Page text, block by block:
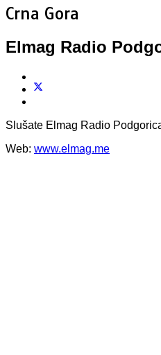
Crna Gora
Elmag Radio
Slušate Elmag Radio
Web: www.elmag.me